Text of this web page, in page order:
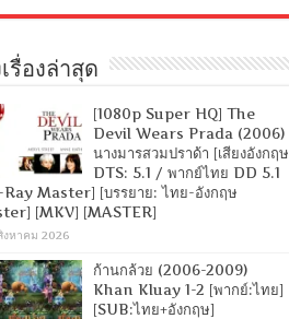
รื่องล่าสุด
[1080p Super HQ] The
Devil Wears Prada (2006)
นางมารสวมปราด้า [เสียงอังกฤษ
DTS: 5.1 / พากย์ไทย DD 5.1
Master] [บรรยาย: ไทย-อังกฤษ
[MKV] [MASTER]
งหาคม 2026
ก้านกล้วย (2006-2009)
Khan Kluay 1-2 [พากย์:ไทย]
[SUB:ไทย+อังกฤษ]